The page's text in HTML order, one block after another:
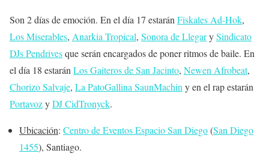
Son 2 días de emoción. En el día 17 estarán Fiskales Ad-Hok,
Los Miserables, Anarkia Tropical, Sonora de LlegarySindicato
DJs Pendrivesque serán encargados de poner ritmos de baile. En
el día 18 estarán Los Gaiteros de San Jacinto, Newen Afrobeat,
Chorizo Salvaje, La PatoGallina SaunMachin y en el rap estarán
PortavozyDJ CidTronyck.
Ubicación: Centro de Eventos Espacio San Diego(San Diego
1455), Santiago.